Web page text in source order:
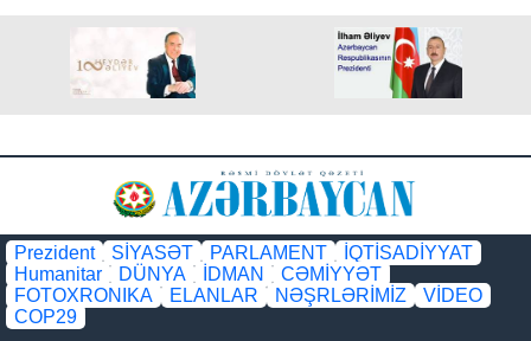
Prezident SİYASƏT PARLAMENT
İQTİSADİYYAT
Humanitar
DÜNYA İDMAN
CƏMİYYƏT
FOTOXRONIKA
ELANLAR NƏŞRLƏRİMİZ
VİDEO
COP29